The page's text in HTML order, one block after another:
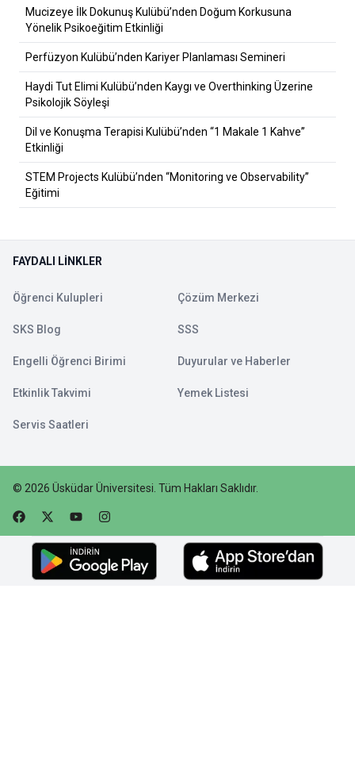
Mucizeye İlk Dokunuş Kulübü’nden Doğum Korkusuna
Yönelik Psikoeğitim Etkinliği
Perfüzyon Kulübü’nden Kariyer Planlaması Semineri
Haydi Tut Elimi Kulübü’nden Kaygı ve Overthinking Üzerine
Psikolojik Söyleşi
Dil ve Konuşma Terapisi Kulübü’nden “1 Makale 1 Kahve”
Etkinliği
STEM Projects Kulübü’nden “Monitoring ve Observability”
Eğitimi
FAYDALI LINKLER
Öğrenci Kulupleri Çözüm Merkezi
SKS Blog SSS
Engelli Öğrenci Birimi Duyurular ve Haberler
Etkinlik Takvimi Yemek Listesi
Servis Saatleri
© 2026 Üsküdar Üniversitesi. Tüm Hakları Saklıdır.